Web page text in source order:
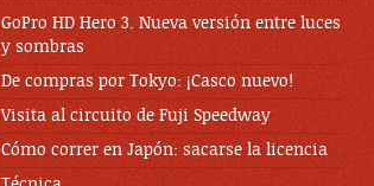
GoPro HD Hero 3. Nueva versión entre luces
y sombras
De compras por Tokyo: ¡Casco nuevo!
Visita al circuito de Fuji Speedway
Cómo correr en Japón: sacarse la licencia